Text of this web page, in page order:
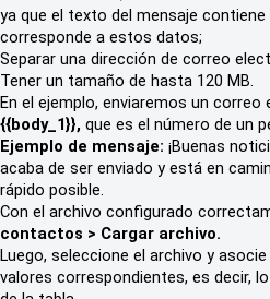
ya que el texto del mensaje contiene
corresponde a estos datos;
Separar una dirección de correo
Tener un tamaño de hasta 120 MB.
En el ejemplo, enviaremos un
{{body_1}}, que es el número de un
Ejemplo de mensaje: ¡Buenas
acaba de ser enviado y está en
rápido posible.
Con el archivo configurado
contactos > Cargar archivo.
Luego, seleccione el archivo y
valores correspondientes, es decir,